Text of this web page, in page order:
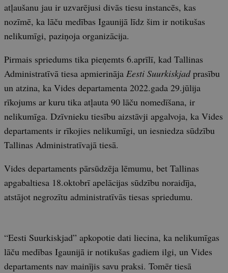
atļaušanu jau ir uzvarējusi divās tiesu instancēs, kas
nozīmē, ka lāču medības Igaunijā līdz šim ir notikušas
nelikumīgi, paziņoja organizācija.
Pirmais spriedums tika pieņemts 6.aprīlī, kad Tallinas
Administratīvā tiesa apmierināja Eesti Suurkiskjadprasību
un atzina, ka Vides departamenta 2022.gada 29.jūlija
rīkojums ar kuru tika atļauta 90 lāču nomedīšana, ir
nelikumīga. Dzīvnieku tiesību aizstāvji apgalvoja, ka Vides
departaments ir rīkojies nelikumīgi, un iesniedza sūdzību
Tallinas Administratīvajā tiesā.
Vides departaments pārsūdzēja lēmumu, bet Tallinas
apgabaltiesa 18.oktobrī apelācijas sūdzību noraidīja,
atstājot negrozītu administratīvās tiesas spriedumu.
“Eesti Suurkiskjad” apkopotie dati liecina, ka nelikumīgas
lāču medības Igaunijā ir notikušas gadiem ilgi, un Vides
departaments nav mainījis savu praksi. Tomēr tiesā